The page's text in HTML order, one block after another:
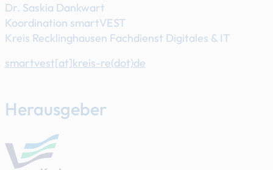
Dr. Saskia Dankwart
Koordination smartVEST
Kreis Recklinghausen Fachdienst Digitales & IT
smartvest[at]​kreis-re(dot)de
Herausgeber